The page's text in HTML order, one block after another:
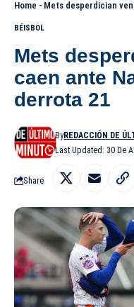
Home - Mets desperdician
BÉISBOL
Mets
caen ante
derrota 21
Last Updated: 30 De
ByREDACCIÓN DE
Share